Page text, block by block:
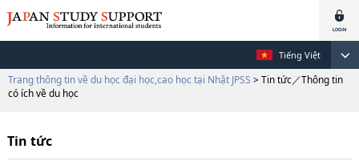
Tiếng Việt
Trang thông tin về du học đại học,cao học tại Nhật JPSS > Tin tức／Thông tin
có ích về du học
Tin tức